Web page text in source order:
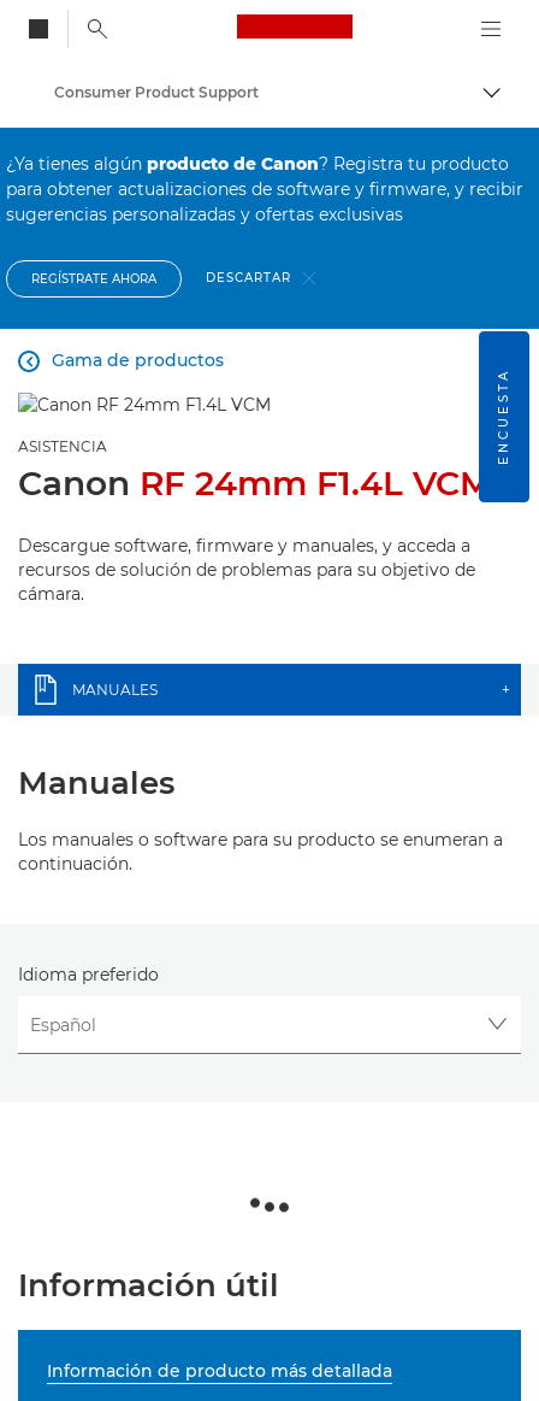
Canon Logo, back
Consumer Product Support
¿Ya tienes algún producto de Canon? Registra tu producto
para obtener actualizaciones de software y firmware, y recibir
sugerencias personalizadas y ofertas exclusivas
REGÍSTRATE AHORA DESCARTAR
Gama de productos

ASISTENCIA
Canon RF 24mm F1.4L VCM
Descargue software, firmware y manuales, y acceda a
recursos de solución de problemas para su objetivo de
cámara.
MANUALES +
Manuales
Los manuales o software para su producto se enumeran a
continuación.
Idioma preferido
Información útil
Información de producto más detallada
ENCUESTA